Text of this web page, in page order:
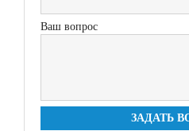
Ваш вопрос
ЗАДАТЬ